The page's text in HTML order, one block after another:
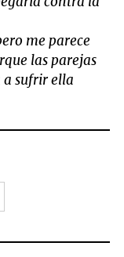
me parece
las parejas
a sufrir ella